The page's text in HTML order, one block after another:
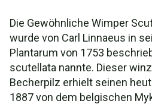
Die Gewöhnliche Wimper
wurde von Carl Linnaeus in
Plantarum von 1753
scutellata nannte. Dieser
Becherpilz erhielt seinen
1887 von dem belgischen